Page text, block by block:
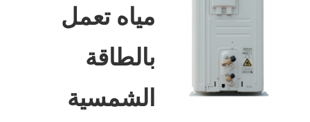
مياه تعمل
بالطاقة
الشمسية